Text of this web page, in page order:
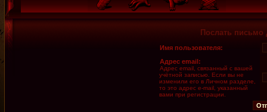
Послать письмо
Имя пользователя:
Адрес email:
Адрес email, связанный с вашей
учётной записью. Если вы не
изменили его в Личном разделе,
то это адрес e-mail, указанный
вами при регистрации.